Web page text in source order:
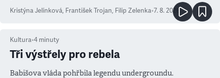
Kristýna Jelínková, František Trojan, Filip Zelenka•7. 8. 2026
Kultura•4 minuty
Tři výstřely pro rebela
Babišova vláda pohřbila legendu undergroundu.